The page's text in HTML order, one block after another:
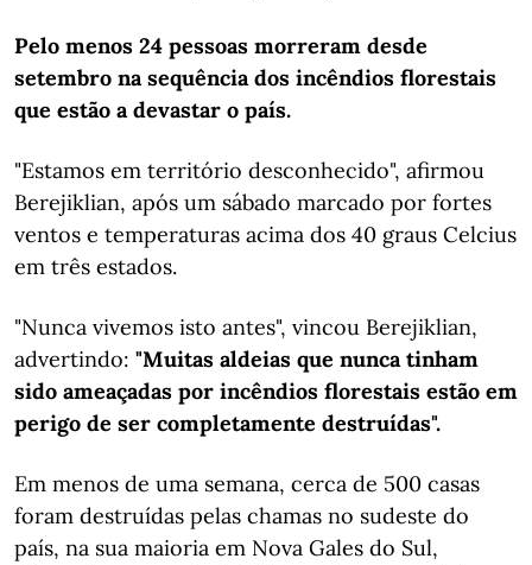
Pelo menos 24 pessoas morreram desde
setembro na sequência dos incêndios florestais
que estão a devastar o país.
"Estamos em território desconhecido", afirmou
Berejiklian, após um sábado marcado por fortes
ventos e temperaturas acima dos 40 graus Celcius
em três estados.
"Nunca vivemos isto antes", vincou Berejiklian,
advertindo: "Muitas aldeias que nunca tinham
sido ameaçadas por incêndios florestais estão em
perigo de ser completamente destruídas".
Em menos de uma semana, cerca de 500 casas
foram destruídas pelas chamas no sudeste do
país, na sua maioria em Nova Gales do Sul,